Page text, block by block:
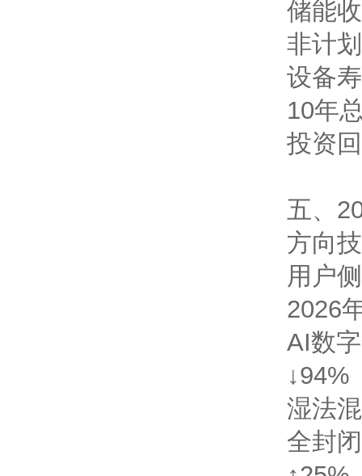
储能
非计
设备
10年
投资
五、
方向
用户
2026
AI数
↓94%
湿法
全封